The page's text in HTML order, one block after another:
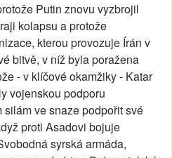
Putin znovu vyzbrojil
kolapsu a protože
kterou provozuje Írán v
bitvě, v níž byla poražena
- v klíčové okamžiky - Katar
vojenskou podporu
ve snaze podpořit své
proti Asadovi bojuje
syrská armáda,